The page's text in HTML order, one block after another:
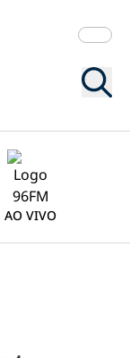
AO VIVO